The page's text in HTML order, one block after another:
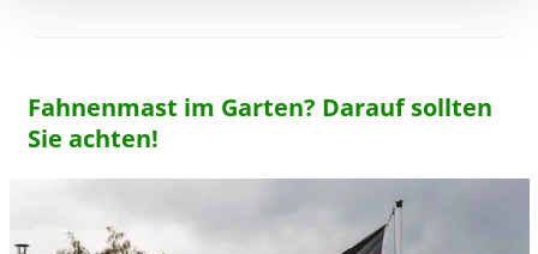
Fahnenmast im Garten? Darauf sollten
Sie achten!